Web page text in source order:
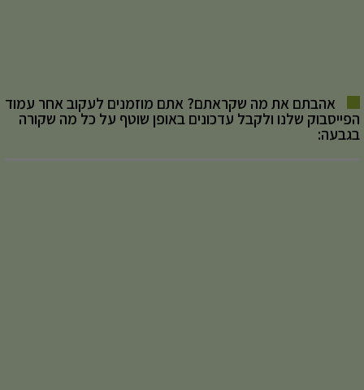
אהבתם את מה שקראתם? אתם מוזמנים לעקוב אחר עמוד
הפייסבוק שלנו ולקבל עדכונים באופן שוטף על כל מה שקורה
בגבעה: